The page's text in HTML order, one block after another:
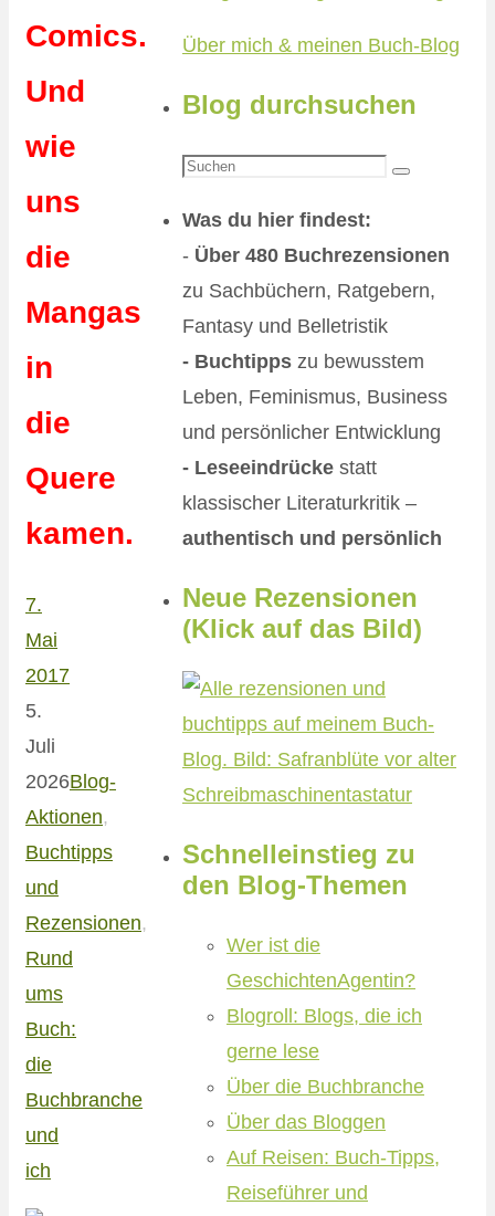
Comics.
Und
wie
uns
die
Mangas
in
die
Quere
kamen.
7.
Mai
2017
5.
Juli
2026Blog-
Aktionen,
Buchtipps
und
Rezensionen,
Rund
ums
Buch:
die
Buchbranche
und
ich
Über mich & meinen Buch-Blog
Blog durchsuchen
Suchen
Suchen
Was du hier findest:
- Über 480 Buchrezensionen
zu Sachbüchern, Ratgebern,
Fantasy und Belletristik
- Buchtipps zu bewusstem
Leben, Feminismus, Business
und persönlicher Entwicklung
- Leseeindrücke statt
klassischer Literaturkritik –
authentisch und persönlich
Neue Rezensionen
(Klick auf das Bild)
Schnelleinstieg zu
den Blog-Themen
Wer ist die
GeschichtenAgentin?
Blogroll: Blogs, die ich
gerne lese
Über die Buchbranche
Über das Bloggen
Auf Reisen: Buch-Tipps,
Reiseführer und